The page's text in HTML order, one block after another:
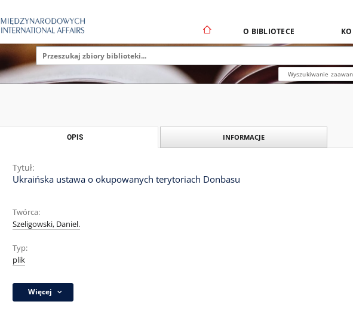
O BIBLIOTECE
Wyszukiwanie
OPIS INFORMACJE
Tytuł:
Ukraińska ustawa o okupowanych terytoriach Donbasu
Twórca:
Szeligowski, Daniel.
Typ:
plik
Więcej